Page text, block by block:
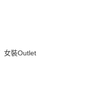
女裝Outlet